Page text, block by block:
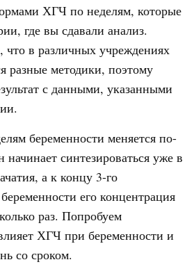
ХГЧ по неделям, которые
где вы сдавали анализ.
что в различных учреждениях
разные методики, поэтому
с данными, указанными
беременности меняется по-
начинает синтезироваться уже в
а к концу 3-го
его концентрация
раз. Попробуем
ХГЧ при беременности и
со сроком.